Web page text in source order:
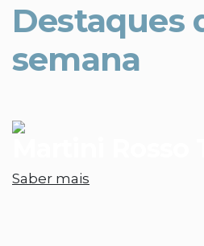
Destaques
semana
Saber mais